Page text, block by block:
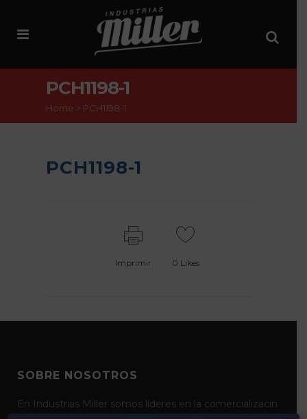
PCH1198-1
Home > PCH1198-1
PCH1198-1
Imprimir 0 Likes
SOBRE NOSOTROS
En Industrias Miller somos líderes en la comercializacin